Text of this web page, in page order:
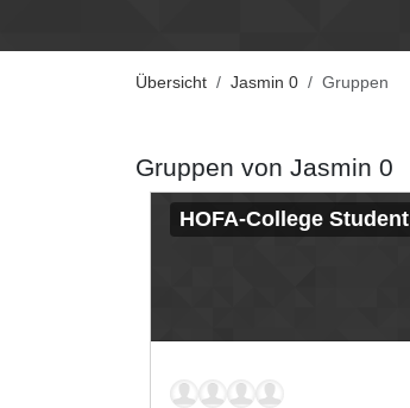
Übersicht Jasmin 0 Gruppen
Gruppen von Jasmin 0
HOFA-College Student